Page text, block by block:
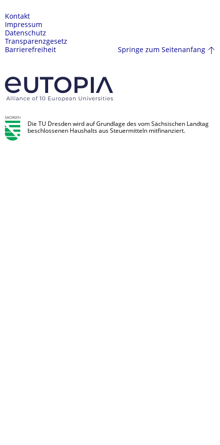
Kontakt
Impressum
Datenschutz
Transparenzgesetz
Barrierefreiheit
Springe zum Seitenanfang
Die TU Dresden wird auf Grundlage des vom Sächsischen Landtag
beschlossenen Haushalts aus Steuermitteln mitfinanziert.